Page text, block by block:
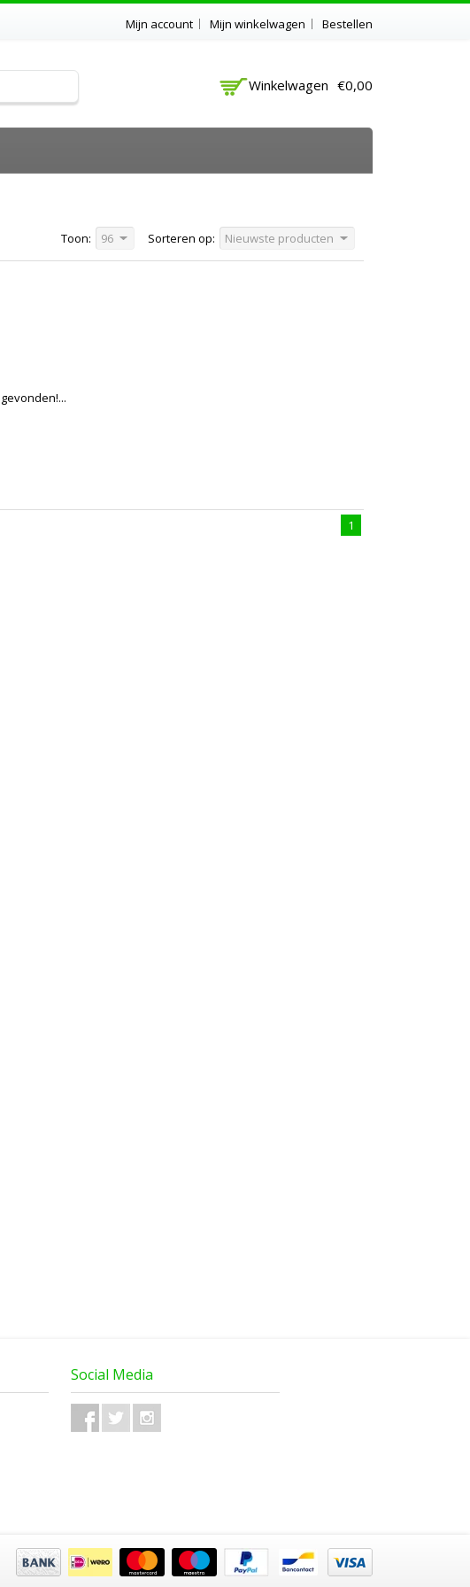
Mijn account Mijn winkelwagen Bestellen
Winkelwagen €0,00
Sorteren op: Nieuwste producten
Toon: 96
1
Social Media